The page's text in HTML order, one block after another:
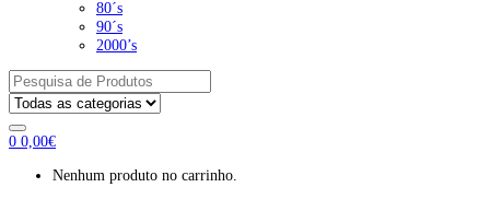
80´s
90´s
2000’s
Pesquisar
por:
0 0,00€
Nenhum produto no carrinho.